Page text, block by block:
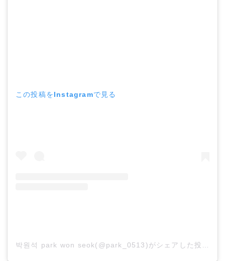
この投稿をInstagramで見る
박원석 park won seok(@park_0513)がシェアした投稿